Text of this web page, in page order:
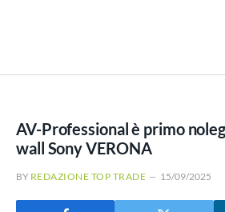
AV-Professional è primo
wall Sony VERONA
BY REDAZIONE TOP TRADE 15/09/2025